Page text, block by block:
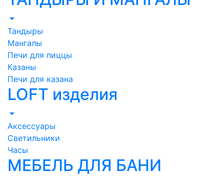
Тандыры
Мангалы
Печи для пиццы
Казаны
Печи для казана
LOFT изделия
Аксессуары
Светильники
Часы
МЕБЕЛЬ ДЛЯ БАНИ